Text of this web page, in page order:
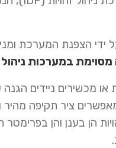
ידי הצפנת המערכת
מכשירים ניידים
ציר תקיפה מהיר
הן בענן והן בפרימטר